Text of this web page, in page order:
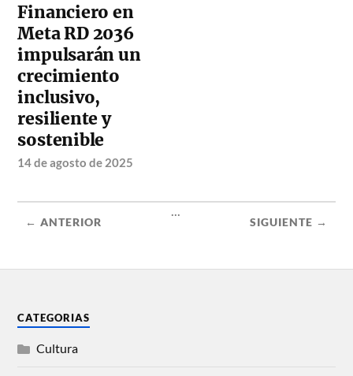
Financiero en
Meta RD 2036
impulsarán un
crecimiento
inclusivo,
resiliente y
sostenible
14 de agosto de 2025
← ANTERIOR
...
SIGUIENTE →
CATEGORIAS
Cultura